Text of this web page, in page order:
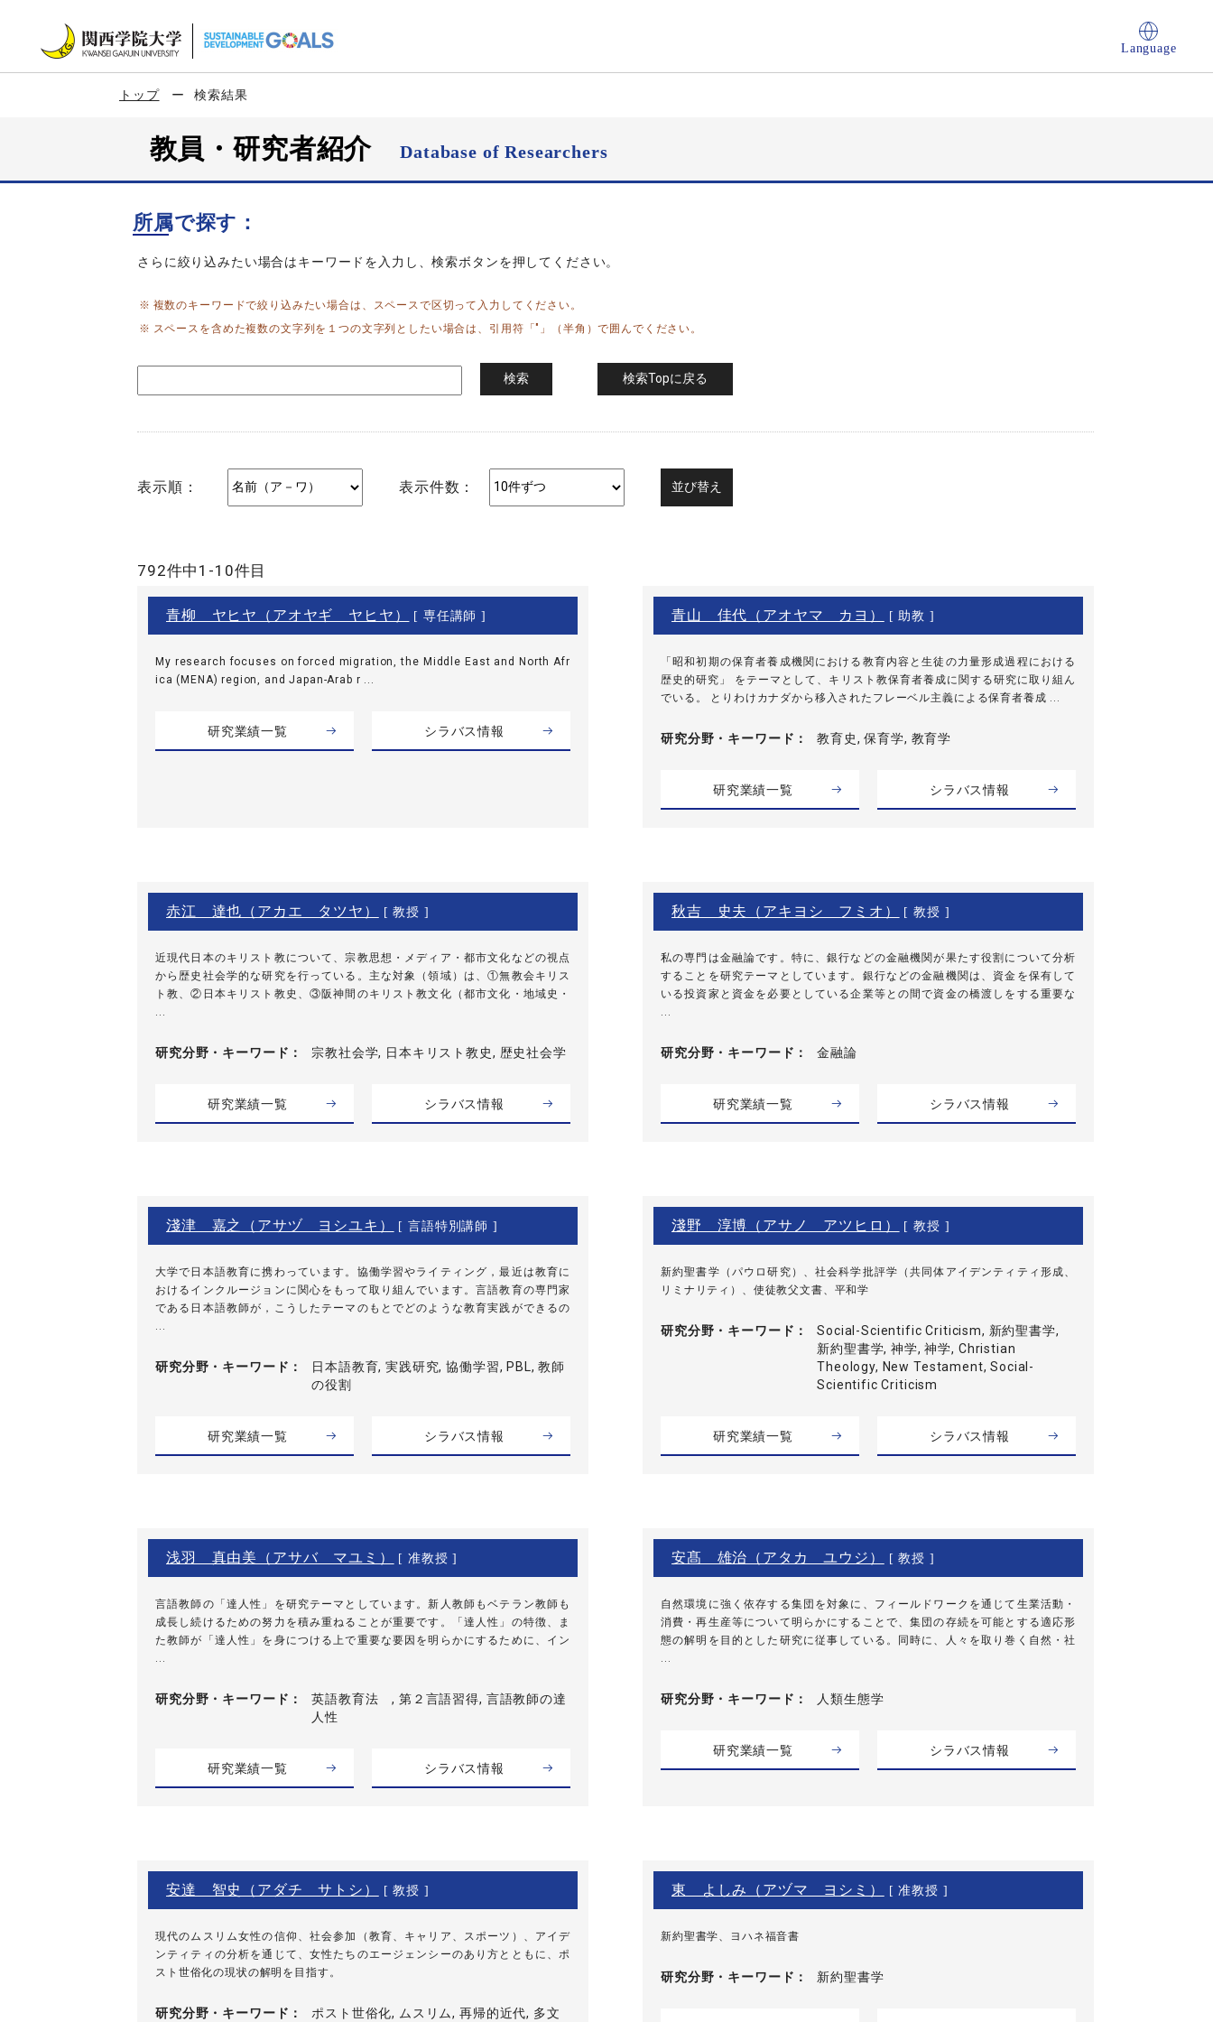
Language
トップ 検索結果
教員・研究者紹介Database of Researchers
所属で探す：
さらに絞り込みたい場合はキーワードを入力し、検索ボタンを押してください。
複数のキーワードで絞り込みたい場合は、スペースで区切って入力してください。
スペースを含めた複数の文字列を１つの文字列としたい場合は、引用符「"」（半角）で囲んでください。
表示順： 表示件数：
792件中1-10件目
青柳 ヤヒヤ（アオヤギ ヤヒヤ） [ 専任講師 ]
My research focuses on forced migration, the Middle East and North Afr
ica (MENA) region, and Japan-Arab r ...
研究業績一覧 シラバス情報
青山 佳代（アオヤマ カヨ） [ 助教 ]
「昭和初期の保育者養成機関における教育内容と生徒の力量形成過程における
歴史的研究」 をテーマとして、キリスト教保育者養成に関する研究に取り組ん
でいる。 とりわけカナダから移入されたフレーベル主義による保育者養成 ...
研究分野・ キーワード 教育史, 保育学, 教育学
研究業績一覧 シラバス情報
赤江 達也（アカエ タツヤ） [ 教授 ]
近現代日本のキリスト教について、宗教思想・メディア・都市文化などの視点
から歴史社会学的な研究を行っている。主な対象（領域）は、①無教会キリス
ト教、②日本キリスト教史、③阪神間のキリスト教文化（都市文化・地域史・
研究分野・ キーワード 宗教社会学, 日本キリスト教史, 歴史社会学
研究業績一覧 シラバス情報
秋吉 史夫（アキヨシ フミオ） [ 教授 ]
私の専門は金融論です。特に、銀行などの金融機関が果たす役割について分析
することを研究テーマとしています。銀行などの金融機関は、資金を保有して
いる投資家と資金を必要としている企業等との間で資金の橋渡しをする重要な
研究分野・ キーワード 金融論
研究業績一覧 シラバス情報
淺津 嘉之（アサヅ ヨシユキ） [ 言語特別講師 ]
大学で日本語教育に携わっています。協働学習やライティング，最近は教育に
おけるインクルージョンに関心をもって取り組んでいます。言語教育の専門家
である日本語教師が，こうしたテーマのもとでどのような教育実践ができるの
研究分野・ キーワード
日本語教育, 実践研究, 協働学習, PBL, 教師
の役割
研究業績一覧 シラバス情報
淺野 淳博（アサノ アツヒロ） [ 教授 ]
新約聖書学（パウロ研究）、社会科学批評学（共同体アイデンティティ形成、
リミナリティ）、使徒教父文書、平和学
研究分野・ キーワード
Social-Scientific Criticism, 新約聖書学,
新約聖書学, 神学, 神学, Christian
Theology, New Testament, Social-
Scientific Criticism
研究業績一覧 シラバス情報
浅羽 真由美（アサバ マユミ） [ 准教授 ]
言語教師の「達人性」を研究テーマとしています。新人教師もベテラン教師も
成長し続けるための努力を積み重ねることが重要です。「達人性」の特徴、ま
た教師が「達人性」を身につける上で重要な要因を明らかにするために、イン
研究分野・ キーワード
英語教育法 , 第２言語習得, 言語教師の達
人性
研究業績一覧 シラバス情報
安髙 雄治（アタカ ユウジ） [ 教授 ]
自然環境に強く依存する集団を対象に、フィールドワークを通じて生業活動・
消費・再生産等について明らかにすることで、集団の存続を可能とする適応形
態の解明を目的とした研究に従事している。同時に、人々を取り巻く自然・社
研究分野・ キーワード 人類生態学
研究業績一覧 シラバス情報
安達 智史（アダチ サトシ） [ 教授 ]
現代のムスリム女性の信仰、社会参加（教育、キャリア、スポーツ）、アイデ
ンティティの分析を通じて、女性たちのエージェンシーのあり方とともに、ポ
スト世俗化の現状の解明を目指す。
研究分野・ キーワード ポスト世俗化, ムスリム, 再帰的近代, 多文
東 よしみ（アヅマ ヨシミ） [ 准教授 ]
新約聖書学、ヨハネ福音書
研究分野・ キーワード 新約聖書学